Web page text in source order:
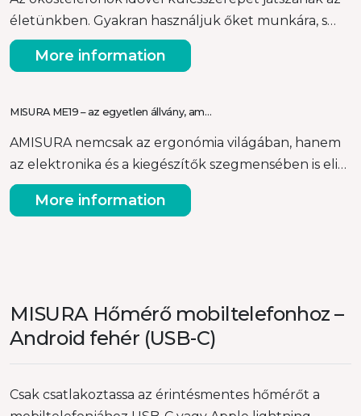
életünkben. Gyakran használjuk őket munkára, s…
More information
MISURA ME19 – az egyetlen állvány, am…
AMISURA nemcsak az ergonómia világában, hanem
az elektronika és a kiegészítők szegmensében is eli…
More information
MISURA Hőmérő mobiltelefonhoz –
Android fehér (USB-C)
Csak csatlakoztassa az érintésmentes hőmérőt a